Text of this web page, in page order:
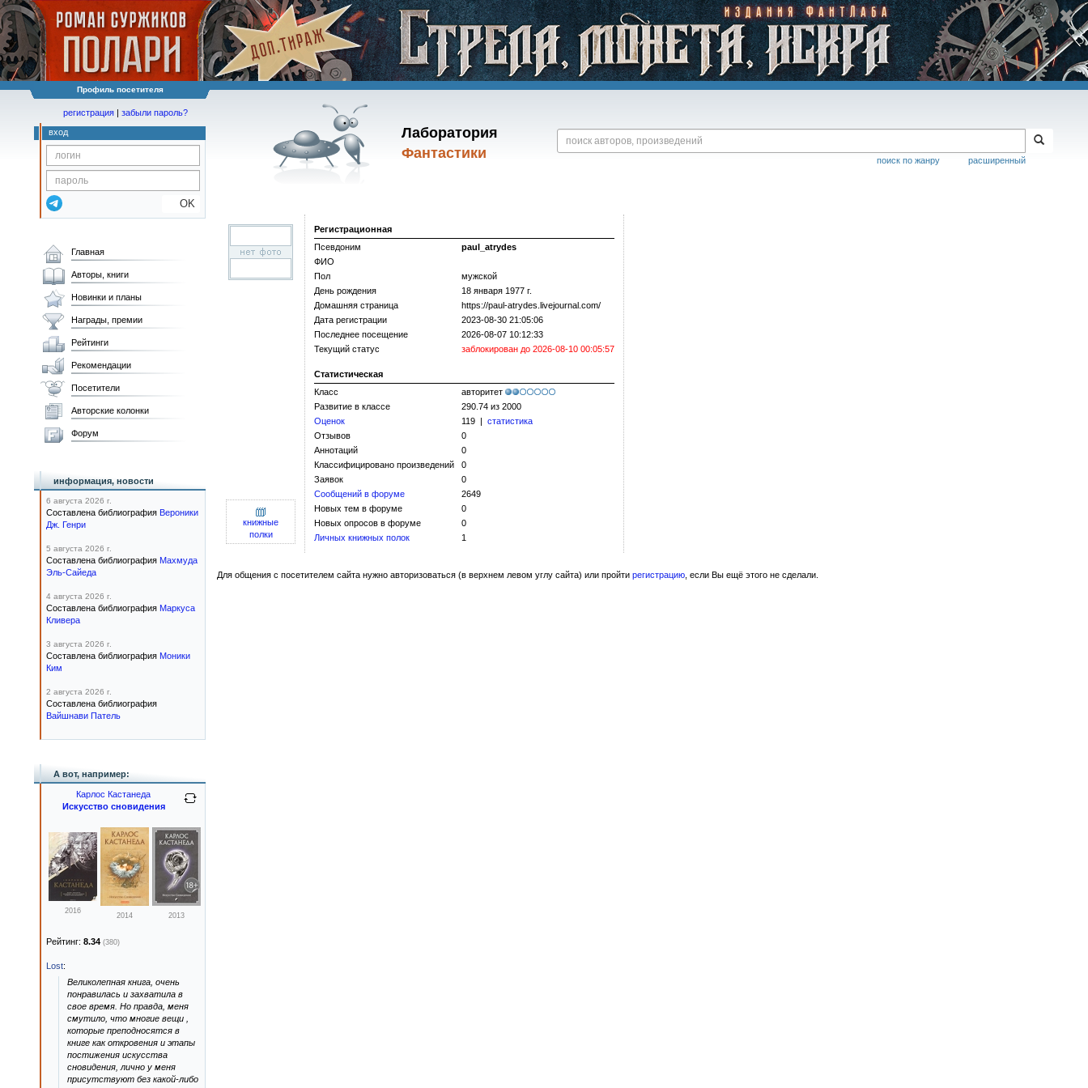
Профиль посетителя
Лаборатория
Фантастики
расширенный
поиск по жанру
регистрация | забыли пароль?
вход
OK
Регистрационная
Псевдоним
paul_atrydes
ФИО
Пол
мужской
День рождения
18 января 1977 г.
Домашняя страница
https://­paul-atrydes.livejournal.com/­
Дата регистрации
2023-08-30 21:05:06
Последнее посещение
2026-08-07 10:12:33
Текущий статус
заблокирован до 2026-08-10 00:05:57
Статистическая
Класс
авторитет
Развитие в классе
290.74 из 2000
Оценок
119 | статистика
Отзывов
0
Аннотаций
0
Классифицировано произведений
0
Заявок
0
Сообщений в форуме
2649
Новых тем в форуме
0
Новых опросов в форуме
0
Личных книжных полок
1
книжные
полки
Для общения с посетителем сайта нужно авторизоваться (в верхнем левом углу сайта) или пройти регистрацию , если Вы ещё этого не сделали.
Главная
Авторы, книги
Новинки и планы
Награды, премии
Рейтинги
Рекомендации
Посетители
Авторские колонки
Форум
информация, новости
6 августа 2026 г.
Составлена библиография Вероники
Дж. Генри
5 августа 2026 г.
Составлена библиография Махмуда
Эль-Сайеда
4 августа 2026 г.
Составлена библиография Маркуса
Кливера
3 августа 2026 г.
Составлена библиография Моники
Ким
2 августа 2026 г.
Составлена библиография
Вайшнави Патель
А вот, например:
Карлос Кастанеда
Искусство сновидения
2016
2014 2013
Рейтинг: 8.34 (380)
Lost:
Великолепная книга, очень
понравилась и захватила в
свое время. Но правда, меня
смутило, что многие вещи ,
которые преподносятся в
книге как откровения и этапы
постижения искусства
сновидения, лично у меня
присутствуют без какой-либо